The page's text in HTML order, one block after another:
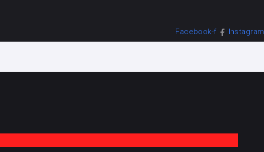
Facebook-f Instagram